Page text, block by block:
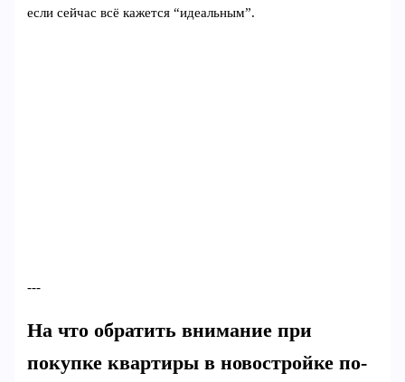
если сейчас всё кажется “идеальным”.
---
На что обратить внимание при
покупке квартиры в новостройке по-